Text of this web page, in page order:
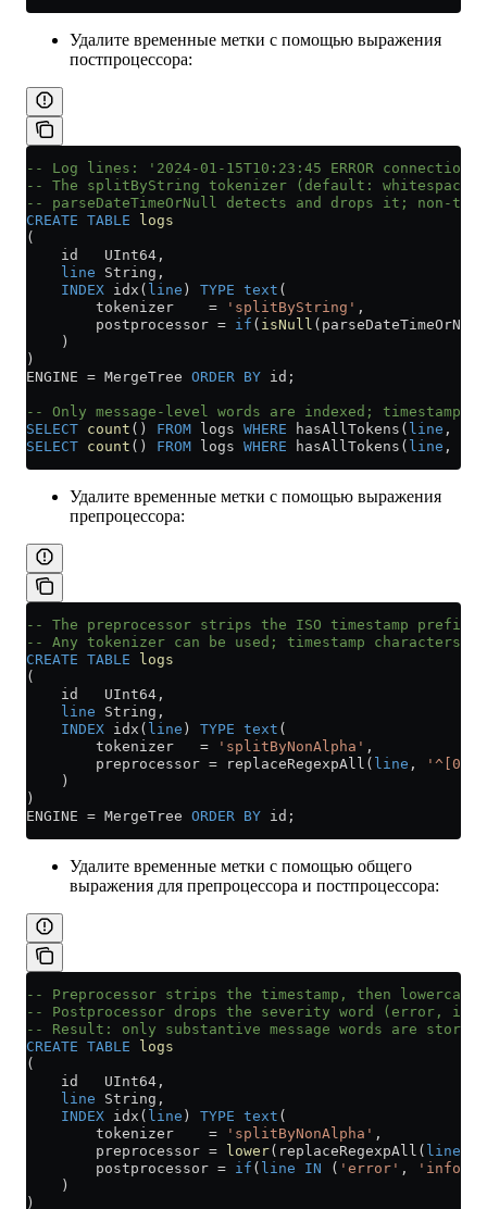
Удалите временные метки с помощью выражения
постпроцессора:
-- Log lines: '2024-01-15T10:23:45 ERROR
-- The splitByString tokenizer (default: whitespace)
-- parseDateTimeOrNull detects and drops it; non-
CREATE TABLE logs
(
    id   UInt64,
    line
String,
    INDEX
idx( line ) TYPE text (
        tokenizer
= 'splitByString' ,
        postprocessor
= if ( isNull
    )
)
ENGINE = MergeTree ORDER BY id;
-- Only message-level words are indexed; timestamp
SELECT count () FROM logs WHERE hasAllTokens( line ,
SELECT count () FROM logs WHERE hasAllTokens( line ,
Удалите временные метки с помощью выражения
препроцессора:
-- The preprocessor strips the ISO timestamp prefix
-- Any tokenizer can be used; timestamp characters
CREATE TABLE logs
(
    id   UInt64,
    line
String,
    INDEX
idx( line ) TYPE text (
        tokenizer
= 'splitByNonAlpha' ,
        preprocessor
= replaceRegexpAll( line ,
'^[0-
    )
)
ENGINE = MergeTree ORDER BY id;
Удалите временные метки с помощью общего
выражения для препроцессора и постпроцессора:
-- Preprocessor strips the timestamp, then
-- Postprocessor drops the severity word (error,
-- Result: only substantive message words are
CREATE TABLE logs
(
    id   UInt64,
    line
String,
    INDEX
idx( line ) TYPE text (
        tokenizer
= 'splitByNonAlpha' ,
        preprocessor
= lower(replaceRegexpAll( line
        postprocessor
= if ( line IN ( 'error' , 'info'
    )
)